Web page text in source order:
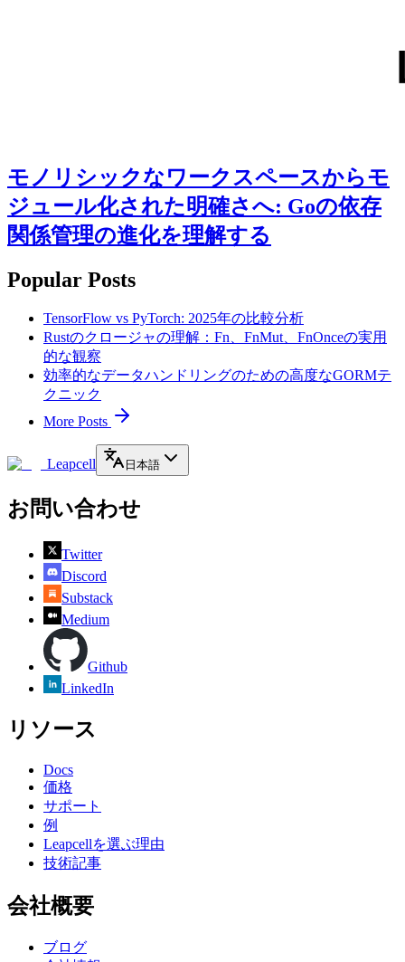
モノリシックなワークスペースからモ
ジュール化された明確さへ: Goの依存
関係管理の進化を理解する
Popular Posts
TensorFlow vs PyTorch: 2025年の比較分析
Rustのクロージャの理解：Fn、FnMut、FnOnceの実用
的な観察
効率的なデータハンドリングのための高度なGORMテ
クニック
More Posts
Leapcell 日本語
お問い合わせ
Twitter
Discord
Substack
Medium
Github
LinkedIn
リソース
Docs
価格
サポート
例
Leapcellを選ぶ理由
技術記事
会社概要
ブログ